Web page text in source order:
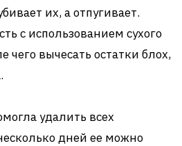
их, а отпугивает.
с использованием сухого
чего вычесать остатки блох,
удалить всех
дней ее можно